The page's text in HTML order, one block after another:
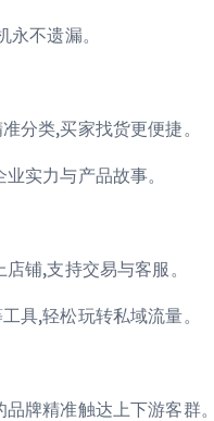
不遗漏。
分类,买家找货更便捷。
实力与产品故事。
铺,支持交易与客服。
具,轻松玩转私域流量。
牌精准触达上下游客群。